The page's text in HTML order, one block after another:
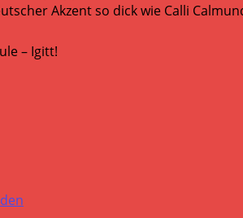
Akzent so dick wie Calli
– Igitt!